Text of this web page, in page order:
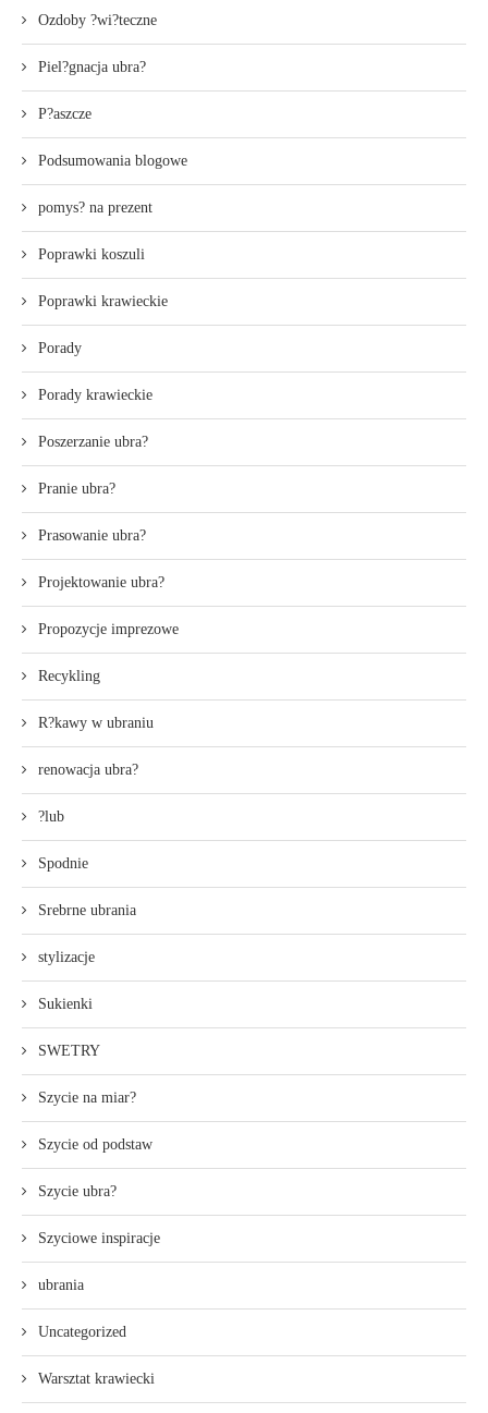
Ozdoby ?wi?teczne
Piel?gnacja ubra?
P?aszcze
Podsumowania blogowe
pomys? na prezent
Poprawki koszuli
Poprawki krawieckie
Porady
Porady krawieckie
Poszerzanie ubra?
Pranie ubra?
Prasowanie ubra?
Projektowanie ubra?
Propozycje imprezowe
Recykling
R?kawy w ubraniu
renowacja ubra?
?lub
Spodnie
Srebrne ubrania
stylizacje
Sukienki
SWETRY
Szycie na miar?
Szycie od podstaw
Szycie ubra?
Szyciowe inspiracje
ubrania
Uncategorized
Warsztat krawiecki